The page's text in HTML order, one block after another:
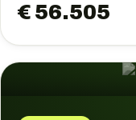
€ 56.505